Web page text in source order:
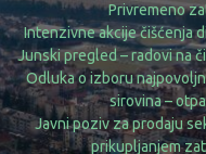
Privremeno
Intenzivne akcije čišćenja
Junski pregled – radovi na
Odluka o izboru
sirovina –
Javni poziv za prodaju
prikupljanjem